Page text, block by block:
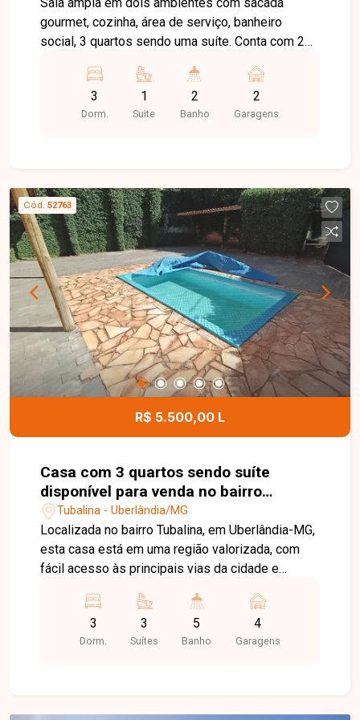
Sala ampla em dois ambientes com sacada
gourmet, cozinha, área de serviço, banheiro
social, 3 quartos sendo uma suíte. Conta com 2
elétricas, área gourmet e espaço kids.
3
Dorm.
1
Suite
2
Banho
2
Garagens
Cód. 52763
R$ 5.500,00 L
Casa com 3 quartos sendo suíte
disponível para venda no bairro
Tubalina em Uberlândia-MG
Tubalina - Uberlândia/MG
Localizada no bairro Tubalina, em Uberlândia-MG,
esta casa está em uma região valorizada, com
fácil acesso às principais vias da cidade e
comércios e diversos serviços, proporcionando
praticidade, conforto e qualidade de vida. O
imóvel é um sobrado com excelente distribuição
3
Dorm.
3
Suítes
5
Banho
4
Garagens